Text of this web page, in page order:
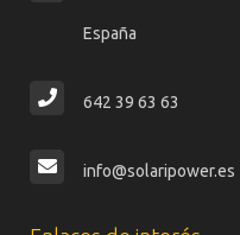
España
642 39 63 63
info@solaripower.es